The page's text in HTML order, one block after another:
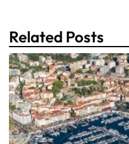
Related Posts